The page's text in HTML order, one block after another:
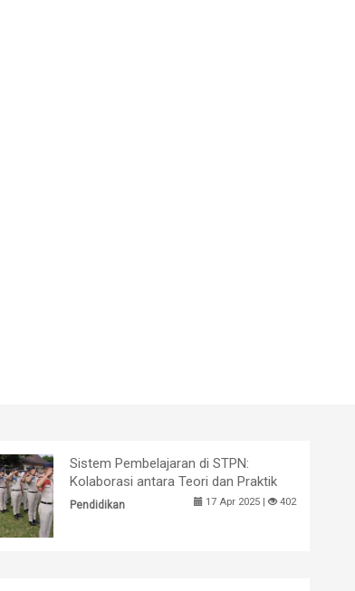
Sistem Pembelajaran di STPN:
Kolaborasi antara Teori dan Praktik
Pendidikan 17 Apr 2025 | 402